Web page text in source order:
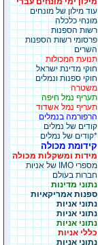
עוד מילון של מונחים
מונחי כלכלה
רשות הספנות
פרסומי רשות הספנות
השרים
תנועת המכולות
חוקי מדינת ישראל
חוקי ספנות ונמלים
משטרה
תעריף נמל חיפה
תעריף נמל אשדוד
הרפורמה בנמלים
קודים של נמלים
*קודים של נמלים
קידומת מכולה
מידות ומשקלות מכולה
מספרי IMO של אניות
חברות בעולם
נתוני מדינות
ספנות אמריקאיות
נתוני אניות
נתוני אניות
נתוני אניות
כללי אניות
נתוני אניות